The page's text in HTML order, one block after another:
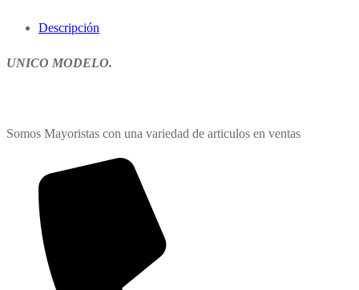
Descripción
UNICO MODELO.
Somos Mayoristas con una variedad de articulos en ventas